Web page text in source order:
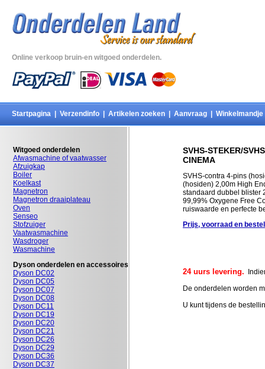
Online verkoop bruin-en witgoed onderdelen.
Startpagina Verzendinfo Artikelen zoeken Aanvraag Winkelmandje
Witgoed onderdelen
Afwasmachine of vaatwasser
Afzuigkap
Boiler
Koelkast
Magnetron
Magnetron draaiplateau
Oven
Senseo
Stofzuiger
Vaatwasmachine
Wasdroger
Wasmachine
Dyson onderdelen en accessoires
Dyson DC02
Dyson DC05
Dyson DC07
Dyson DC08
Dyson DC11
Dyson DC19
Dyson DC20
Dyson DC21
Dyson DC26
Dyson DC29
Dyson DC36
Dyson DC37
SVHS-STEKER/
CINEMA
SVHS-contra 4-pins
(hosiden) 2,00m High
standaard dubbel blister
99,99% Oxygene Free
ruiswaarde en perfecte
Prijs, voorraad en
24 uurs levering.
De onderdelen worden
U kunt tijdens de